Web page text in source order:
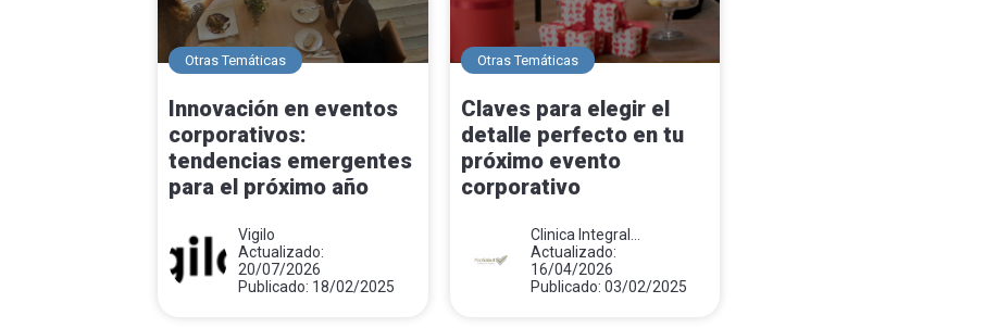
Otras Temáticas
Innovación en eventos
corporativos:
tendencias emergentes
para el próximo año
Vigilo
Actualizado:
20/07/2026
Publicado: 18/02/2025
Otras Temáticas
Claves para elegir el
detalle perfecto en tu
próximo evento
corporativo
Clinica Integral
Monsalud
Actualizado:
16/04/2026
Publicado: 03/02/2025